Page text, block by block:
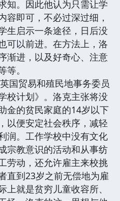
知。因此他认为只需让学
容即可，不必过深过细，
生启示一条途径，日后没
可以前进。在方法上，洛
渐进，以及好奇心、注意
。
贸易和殖民地事务委员
校计划》。洛克主张将没
金的贫民家庭的14岁以下
以便安定社会秩序，减轻
润。工作学校中没有文化
宗教意识的活动和从事纺
劳动，还允许雇主来校挑
直到23岁之前无偿地为雇
上就是贫穷儿童收容所、